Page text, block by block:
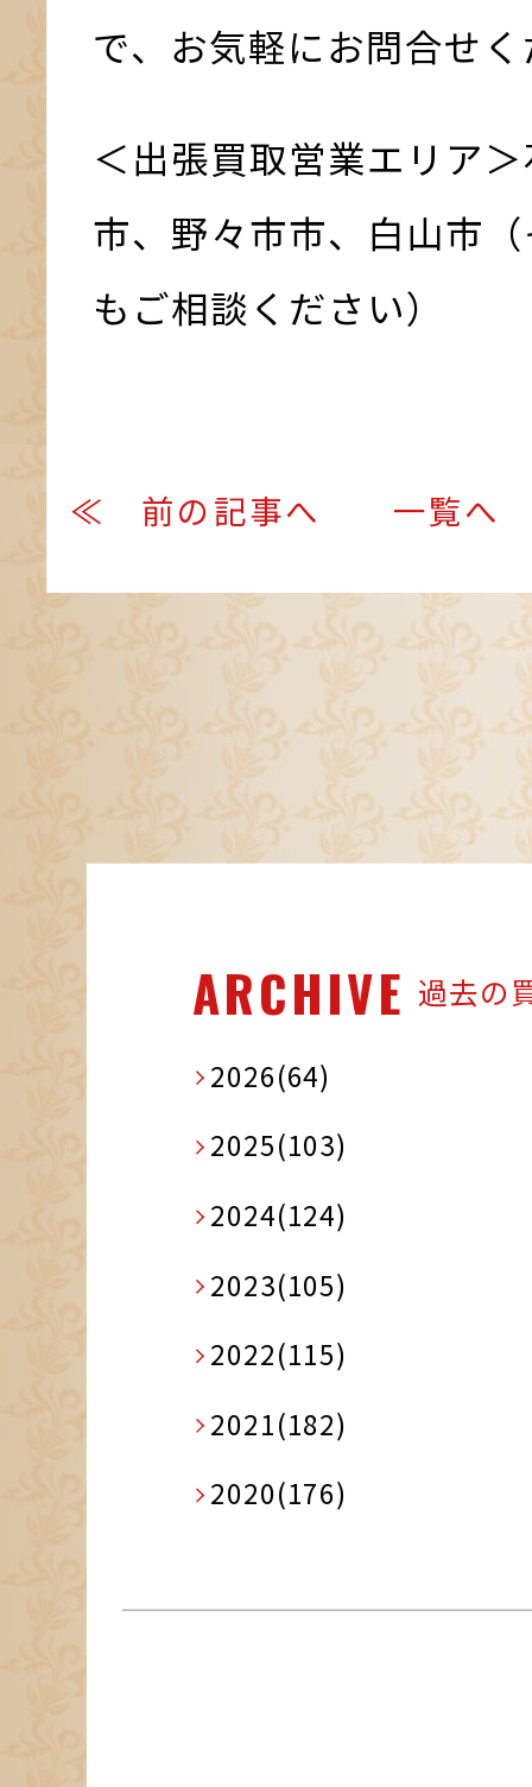
で、お気軽にお問合せ
＜出張買取営業エリア
市、野々市市、白山市
もご相談ください）
≪ 前の記事へ 一覧へ
ARCHIVE 過去の
2026(64)
2025(103)
2024(124)
2023(105)
2022(115)
2021(182)
2020(176)